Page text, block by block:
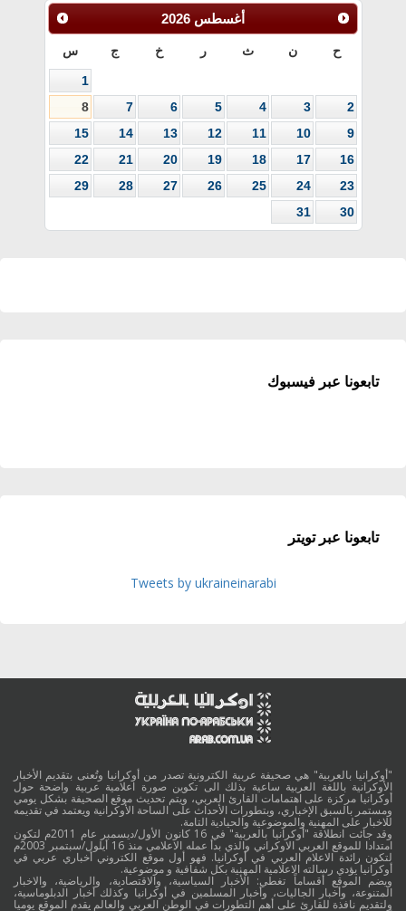
أغسطس 2026
ح ن ث ر خ ج س
1
2
3
4
5
6
7
8
9
10
11
12
13
14
15
16
17
18
19
20
21
22
23
24
25
26
27
28
29
30
31
تابعونا عبر فيسبوك
تابعونا عبر تويتر
Tweets by ukraineinarabi
"أوكرانيا بالعربية" هي صحيفة عربية الكترونية تصدر من أوكرانيا وتُعنى بتقديم الأخبار
الأوكرانية باللغة العربية ساعية بذلك الى تكوين صورة اعلامية عربية واضحة حول
أوكرانيا مركزة على اهتمامات القارئ العربي، ويتم تحديث موقع الصحيفة بشكل يومي
ومستمر بالسبق الإخباري، وبتطورات الأحداث على الساحة الأوكرانية ويعتمد في تقديمه
للاخبار على المهنية والموضوعية والحيادية التامة.
وقد جائت انطلاقة "أوكرانيا بالعربية" في 16 كانون الأول/ديسمبر عام 2011م لتكون
امتدادا للموقع العربي الاوكراني والذي بدأ عمله الاعلامي منذ 16 أيلول/سبتمبر 2003م
لتكون رائدة الاعلام العربي في أوكرانيا. فهو أول موقع الكتروني أخباري عربي في
أوكرانيا يؤدي رسالته الاعلامية المهنية بكل شفافية و موضوعية.
ويضم الموقع أقساماً تغطي: الأخبار السياسية، والاقتصادية، والرياضية، والاخبار
المتنوعة، وأخبار الجاليات، وأخبار المسلمين في أوكرانيا وكذلك أخبار الدبلوماسية،
ولتقديم نافذة للقارئ على أهم التطورات في الوطن العربي والعالم يقدم الموقع يوميا